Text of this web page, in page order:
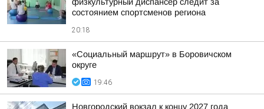
состоянием спортсменов региона
20:18
«Социальный маршрут» в Боровичском
округе
19:46
Новгородский вокзал к концу 2027 года